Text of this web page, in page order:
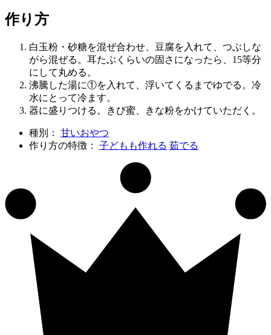
作り方
白玉粉・砂糖を混ぜ合わせ、豆腐を入れて、つぶしな
がら混ぜる。耳たぶくらいの固さになったら、15等分
にして丸める。
沸騰した湯に①を入れて、浮いてくるまでゆでる。冷
水にとって冷ます。
器に盛りつける。きび蜜、きな粉をかけていただく。
種別： 甘いおやつ
作り方の特徴： 子どもも作れる 茹でる